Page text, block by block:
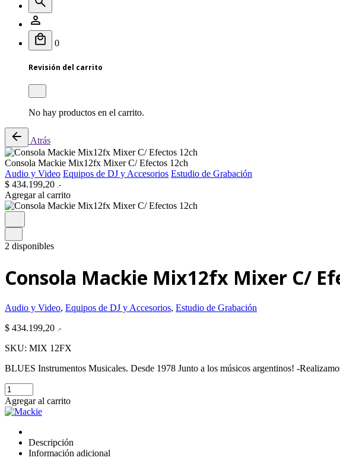
0
Revisión del carrito
No hay productos en el carrito.
Atrás
Consola Mackie Mix12fx Mixer C/ Efectos 12ch
Audio y Video Equipos de DJ y Accesorios Estudio de Grabación
$ 434.199,20 .-
Agregar al carrito
2 disponibles
Consola Mackie Mix12fx Mixer C/
Audio y Video, Equipos de DJ y Accesorios, Estudio de Grabación
$ 434.199,20 .-
SKU: MIX 12FX
BLUES Instrumentos Musicales. Desde 1978 Junto a los músicos argentinos! -
Consola
Mackie
Mix12fx
Efectos
12ch
Agregar al carrito
Descripción
Información adicional